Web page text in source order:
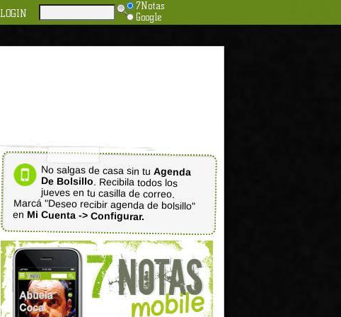
LOGIN
7Notas
Google
No salgas de casa sin tu Agenda
De Bolsillo. Recibila todos los
jueves en tu casilla de correo.
Marcá "Deseo recibir agenda de bolsillo"
en Mi Cuenta -> Configurar.